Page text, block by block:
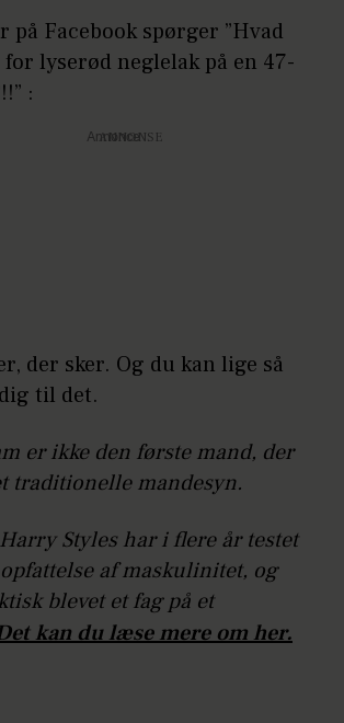
på Facebook spørger ”Hvad
lyserød neglelak på en 47-
:
Annonce
der sker. Og du kan lige så
til det.
er ikke den første mand, der
traditionelle mandesyn.
Styles har i flere år testet
af maskulinitet, og
blevet et fag på et
kan du læse mere om her.